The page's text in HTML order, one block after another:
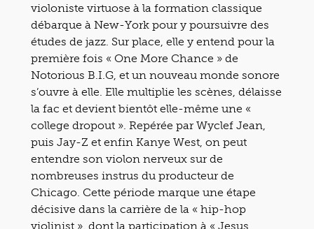
violoniste virtuose à la formation classique
débarque à New-York pour y poursuivre des
études de jazz. Sur place, elle y entend pour la
première fois « One More Chance » de
Notorious B.I.G, et un nouveau monde sonore
s’ouvre à elle. Elle multiplie les scènes, délaisse
la fac et devient bientôt elle-même une «
college dropout ». Repérée par Wyclef Jean,
puis Jay-Z et enfin Kanye West, on peut
entendre son violon nerveux sur de
nombreuses instrus du producteur de
Chicago. Cette période marque une étape
décisive dans la carrière de la « hip-hop
violinist », dont la participation à « Jesus